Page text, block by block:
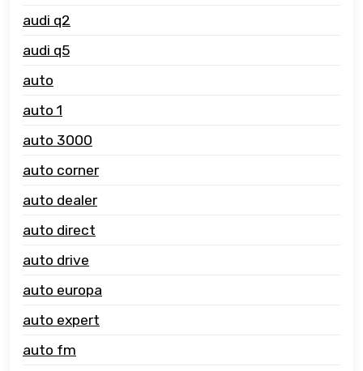
audi q2
audi q5
auto
auto 1
auto 3000
auto corner
auto dealer
auto direct
auto drive
auto europa
auto expert
auto fm